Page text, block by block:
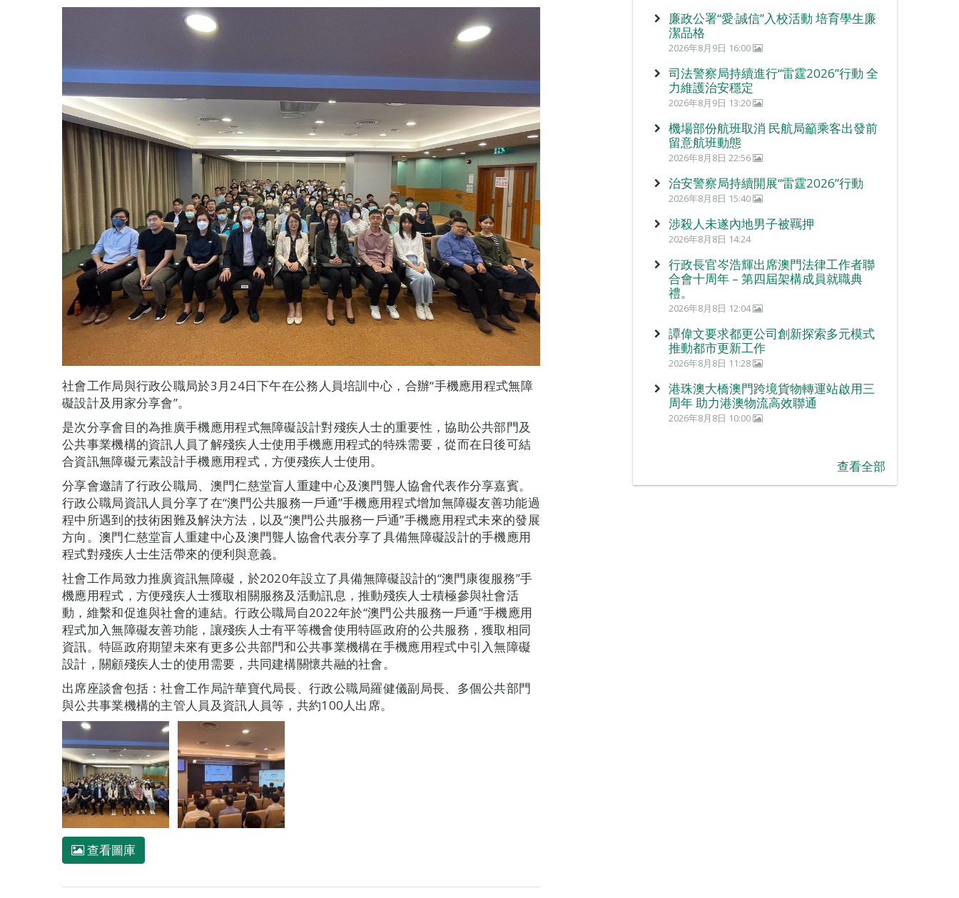
社會工作局與行政公職局於3月24日下午在公務人員培訓中心，合辦“手機應用程式無障
礙設計及用家分享會”。
是次分享會目的為推廣手機應用程式無障礙設計對殘疾人士的重要性，協助公共部門及
公共事業機構的資訊人員了解殘疾人士使用手機應用程式的特殊需要，從而在日後可結
合資訊無障礙元素設計手機應用程式，方便殘疾人士使用。
分享會邀請了行政公職局、澳門仁慈堂盲人重建中心及澳門聾人協會代表作分享嘉賓。
行政公職局資訊人員分享了在“澳門公共服務一戶通”手機應用程式增加無障礙友善功能過
程中所遇到的技術困難及解決方法，以及“澳門公共服務一戶通”手機應用程式未來的發展
方向。澳門仁慈堂盲人重建中心及澳門聾人協會代表分享了具備無障礙設計的手機應用
程式對殘疾人士生活帶來的便利與意義。
社會工作局致力推廣資訊無障礙，於2020年設立了具備無障礙設計的“澳門康復服務”手
機應用程式，方便殘疾人士獲取相關服務及活動訊息，推動殘疾人士積極參與社會活
動，維繫和促進與社會的連結。行政公職局自2022年於“澳門公共服務一戶通”手機應用
程式加入無障礙友善功能，讓殘疾人士有平等機會使用特區政府的公共服務，獲取相同
資訊。特區政府期望未來有更多公共部門和公共事業機構在手機應用程式中引入無障礙
設計，關顧殘疾人士的使用需要，共同建構關懷共融的社會。
出席座談會包括：社會工作局許華寶代局長、行政公職局羅健儀副局長、多個公共部門
與公共事業機構的主管人員及資訊人員等，共約100人出席。
查看圖庫
廉政公署“愛‧誠信”入校活動 培育學生廉
潔品格
2026年8月9日 16:00
司法警察局持續進行“雷霆2026”行動 全
力維護治安穩定
2026年8月9日 13:20
機場部份航班取消 民航局籲乘客出發前
留意航班動態
2026年8月8日 22:56
治安警察局持續開展“雷霆2026”行動
2026年8月8日 15:40
涉殺人未遂內地男子被羈押
2026年8月8日 14:24
行政長官岑浩輝出席澳門法律工作者聯
合會十周年 – 第四屆架構成員就職典
禮。
2026年8月8日 12:04
譚偉文要求都更公司創新探索多元模式
推動都市更新工作
2026年8月8日 11:28
港珠澳大橋澳門跨境貨物轉運站啟用三
周年 助力港澳物流高效聯通
2026年8月8日 10:00
查看全部